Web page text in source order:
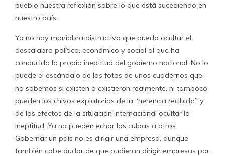
pueblo nuestra reflexión sobre lo que está sucediendo en
nuestro país.
Ya no hay maniobra distractiva que pueda ocultar el
descalabro político, económico y social al que ha
conducido la propia ineptitud del gobierno nacional. No lo
puede el escándalo de las fotos de unos cuadernos que
no sabemos si existen o existieron realmente, ni tampoco
pueden los chivos expiatorios de la “herencia recibida” y
de los efectos de la situación internacional ocultar la
ineptitud. Ya no pueden echar las culpas a otros.
Gobernar un país no es dirigir una empresa, aunque
también cabe dudar de que pudieran dirigir empresas por